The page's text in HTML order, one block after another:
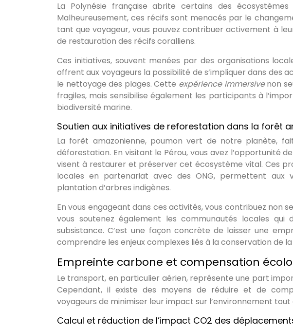
La Polynésie française abrite certains des
Malheureusement, ces récifs sont menacés par le
tant que voyageur, vous pouvez contribuer activement à
de restauration des récifs coralliens.
Ces initiatives, souvent menées par des organisations
offrent aux voyageurs la possibilité de s’impliquer dans des
le nettoyage des plages. Cette expérience immersivenon
fragiles, mais sensibilise également les participants à
biodiversité marine.
Soutien aux initiatives de reforestation dans la forêt
La forêt amazonienne, poumon vert de notre planète,
déforestation. En visitant le Pérou, vous avez l’opportunité
visent à restaurer et préserver cet écosystème vital. Ces
locales en partenariat avec des ONG, permettent aux
plantation d’arbres indigènes.
En vous engageant dans ces activités, vous contribuez non
vous soutenez également les communautés locales
subsistance. C’est une façon concrète de laisser une
comprendre les enjeux complexes liés à la conservation de
Empreinte carbone et compensation
Le transport, en particulier aérien, représente une part
Cependant, il existe des moyens de réduire et de
voyageurs de minimiser leur impact sur l’environnement
Calcul et réduction de l’impact CO2 des